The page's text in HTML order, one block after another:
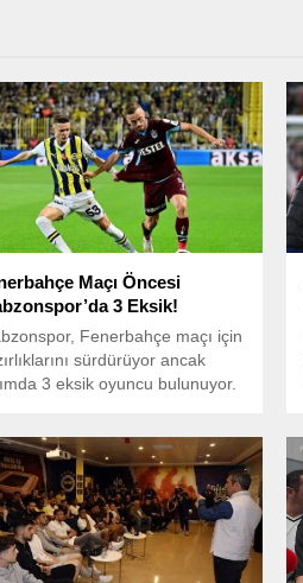
Maçı Öncesi
3 Eksik!
Fenerbahçe maçı için
sürdürüyor ancak
3 eksik oyuncu bulunuyor.